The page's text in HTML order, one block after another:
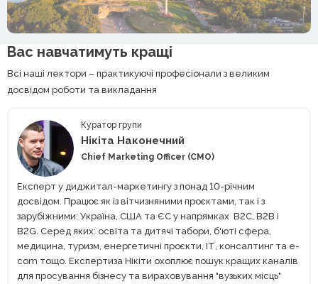
Вас навчатимуть кращі
Всі наші лектори – практикуючі професіонали з великим
досвідом роботи та викладання
Куратор групи
Нікіта Наконечний
Chief Marketing Officer (CMO)
Експерт у диджитал-маркетингу з понад 10-річним
досвідом. Працює як із вітчизняними проєктами, так і з
зарубіжними: Україна, США та ЄС у напрямках В2С, В2В і
В2G. Серед яких: освіта та дитячі табори, б'юті сфера,
медицина, туризм, енергетичні проєкти, ІТ, консалтинг та e-
com тощо. Експертиза Нікіти охоплює пошук кращих каналів
для просування бізнесу та вираховування "вузьких місць"